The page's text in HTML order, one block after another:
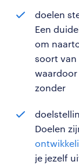
doelen
Een
om
soort van
waardoor
zonder
Doelen
je jezelf